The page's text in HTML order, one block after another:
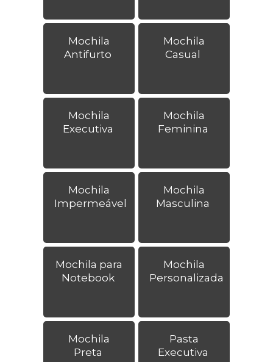
Mochila
Antifurto
Mochila
Casual
Mochila
Executiva
Mochila
Feminina
Mochila
Impermeável
Mochila
Masculina
Mochila para
Notebook
Mochila
Personalizada
Mochila
Preta
Pasta
Executiva